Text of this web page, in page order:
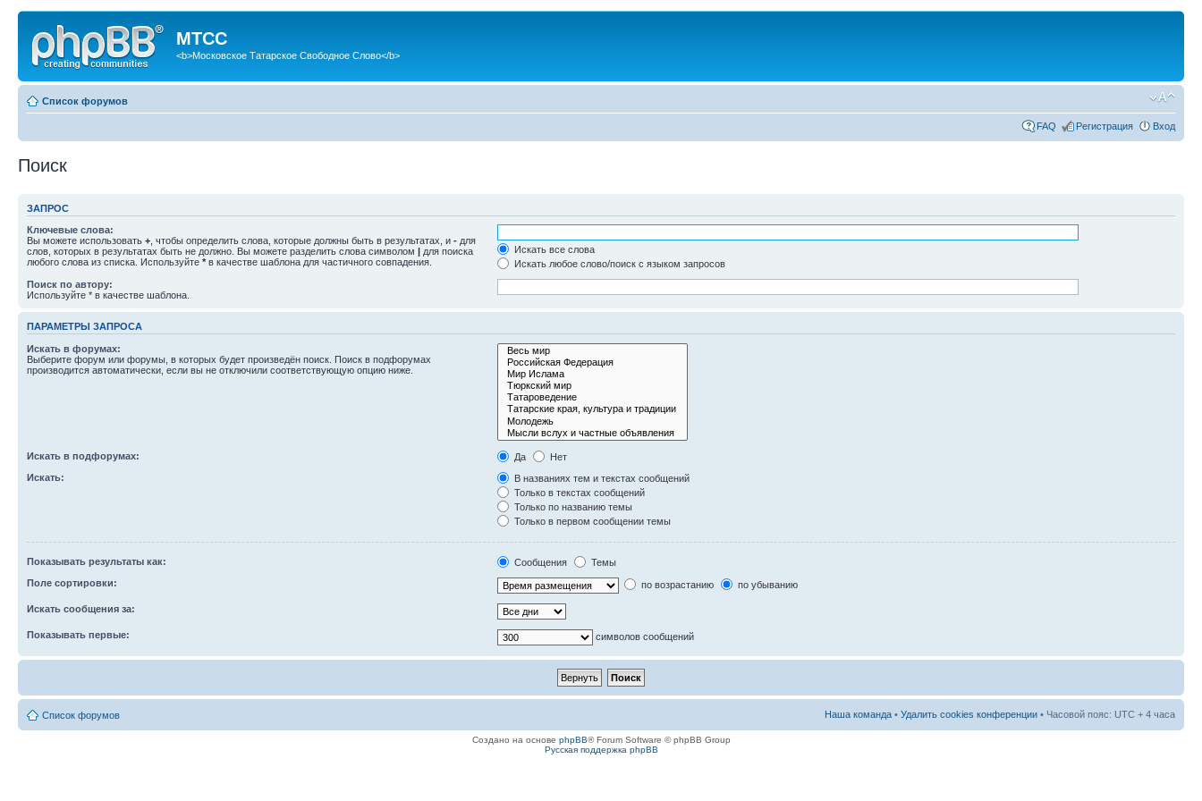
МТСС
<b>Московское Татарское Свободное Слово</b>
Список форумов
FAQ Регистрация Вход
Поиск
ЗАПРОС
Ключевые слова:
Вы можете использовать + , чтобы определить слова, которые должны быть в результатах, и - для
слов, которых в результатах быть не должно. Вы можете разделить слова символом | для поиска
любого слова из списка. Используйте * в качестве шаблона для частичного совпадения.
Искать все слова
Искать любое слово/поиск с языком запросов
Поиск по автору:
Используйте * в качестве шаблона.
ПАРАМЕТРЫ ЗАПРОСА
Искать в форумах:
Выберите форум или форумы, в которых будет произведён поиск. Поиск в подфорумах
производится автоматически, если вы не отключили соответствующую опцию ниже.
Искать в подфорумах: Да
Нет
Искать:
В названиях тем и текстах сообщений
Только в текстах сообщений
Только по названию темы
Только в первом сообщении темы
Показывать результаты как: Сообщения
Темы
Поле сортировки:
по возрастанию по убыванию
Искать сообщения за:
Показывать первые: символов сообщений
Список форумов Наша команда • Удалить cookies конференции • Часовой пояс: UTC + 4 часа
Создано на основе phpBB® Forum Software © phpBB Group
Русская поддержка phpBB